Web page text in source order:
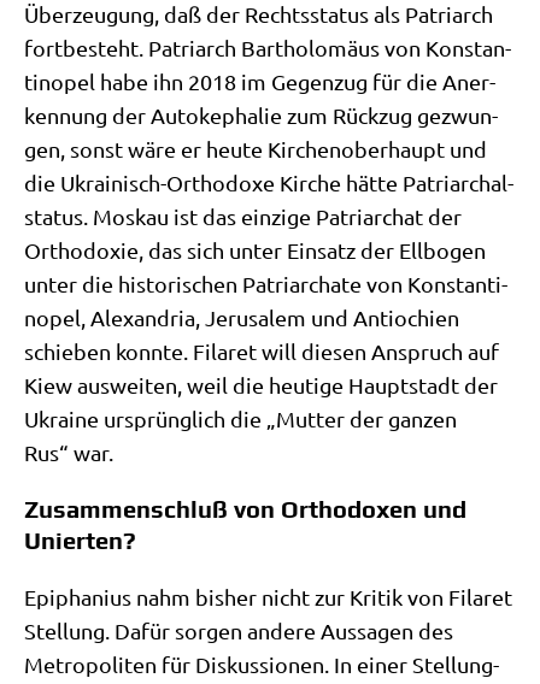
Über­zeu­gung, daß der Rechts­sta­tus als Patri­arch
fort­be­steht. Patri­arch Bar­tho­lo­mä­us von Kon­stan­
ti­no­pel habe ihn 2018 im Gegen­zug für die Aner­
ken­nung der Auto­ke­pha­lie zum Rück­zug gezwun­
gen, sonst wäre er heu­te Kir­chen­ober­haupt und
die Ukrai­nisch-Ortho­do­xe Kir­che hät­te Patri­ar­chal­
sta­tus. Mos­kau ist das ein­zi­ge Patri­ar­chat der
Ortho­do­xie, das sich unter Ein­satz der Ell­bo­gen
unter die histo­ri­schen Patri­ar­cha­te von Kon­stan­ti­
no­pel, Alex­an­dria, Jeru­sa­lem und Antio­chi­en
schie­ben konn­te. Fila­ret will die­sen Anspruch auf
Kiew aus­wei­ten, weil die heu­ti­ge Haupt­stadt der
Ukrai­ne ursprüng­lich die „Mut­ter der gan­zen
Rus“ war.
Zusammenschluß von Orthodoxen und
Unierten?
Epi­pha­ni­us nahm bis­her nicht zur Kri­tik von Fila­ret
Stel­lung. Dafür sor­gen ande­re Aus­sa­gen des
Metro­po­li­ten für Dis­kus­sio­nen. In einer Stel­lung­